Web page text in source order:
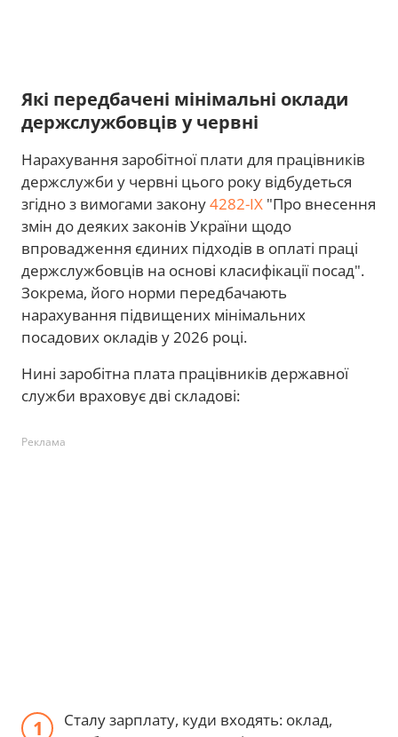
Які передбачені мінімальні оклади
держслужбовців у червні
Нарахування заробітної плати для працівників
держслужби у червні цього року відбудеться
згідно з вимогами закону4282-IX "Про внесення
змін до деяких законів України щодо
впровадження єдиних підходів в оплаті праці
держслужбовців на основі класифікації посад".
Зокрема, його норми передбачають
нарахування підвищених мінімальних
посадових окладів у 2026 році.
Нині заробітна плата працівників державної
служби враховує дві складові:
Реклама
Сталу зарплату, куди входять: оклад,